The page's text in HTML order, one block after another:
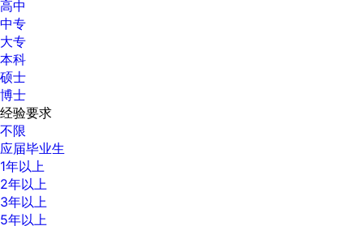
高中
中专
大专
本科
硕士
博士
经验要求
不限
应届毕业生
1年以上
2年以上
3年以上
5年以上